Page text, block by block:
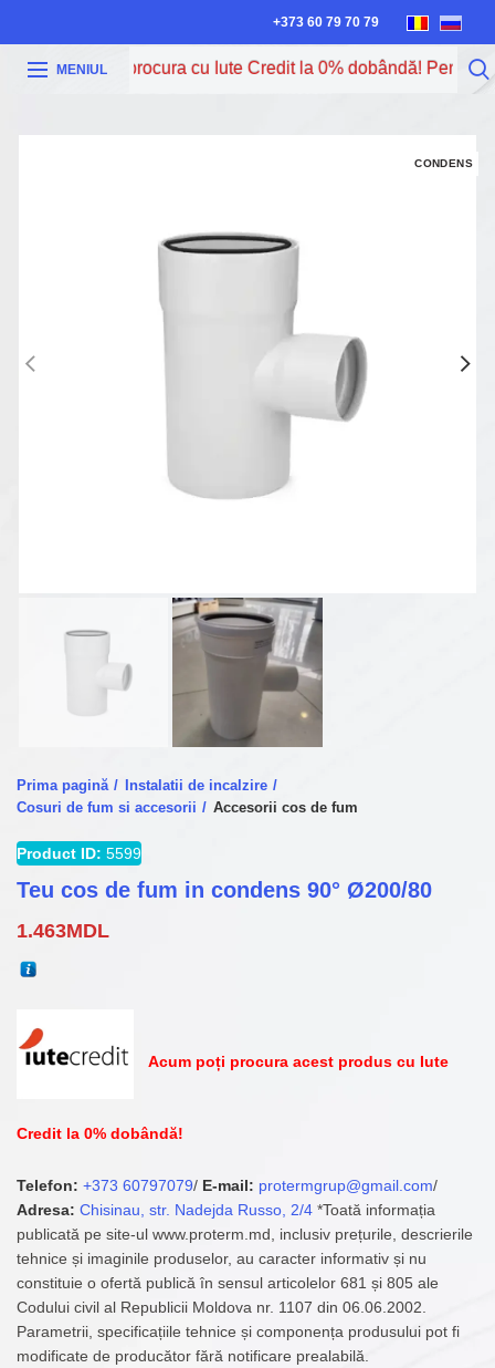
+373 60 79 70 79
MENIUL
Acum poți procura cu Iute Credit la 0% dobândă! Pentru
CONDENS
Prima pagină
Instalatii de incalzire
Cosuri de fum si accesorii
Accesorii cos de fum
Product ID: 5599
Teu cos de fum in condens 90° Ø200/80
1.463MDL
Acum poți procura acest produs cu Iute
Credit la 0% dobândă!
Telefon: +373 60797079/ E-mail: protermgrup@gmail.com/
Adresa: Chisinau, str. Nadejda Russo, 2/4 *Toată informația
publicată pe site-ul www.proterm.md, inclusiv prețurile, descrierile
tehnice și imaginile produselor, au caracter informativ și nu
constituie o ofertă publică în sensul articolelor 681 și 805 ale
Codului civil al Republicii Moldova nr. 1107 din 06.06.2002.
Parametrii, specificațiile tehnice și componența produsului pot fi
modificate de producător fără notificare prealabilă.